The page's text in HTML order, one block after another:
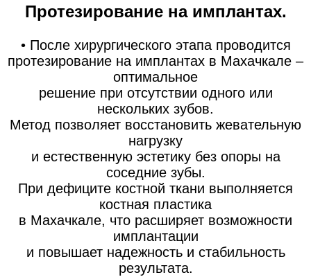
Протезирование на имплантах.
• После хирургического этапа проводится
протезирование на имплантах в Махачкале –
оптимальное
решение при отсутствии одного или
нескольких зубов.
Метод позволяет восстановить жевательную
нагрузку
и естественную эстетику без опоры на
соседние зубы.
При дефиците костной ткани выполняется
костная пластика
в Махачкале, что расширяет возможности
имплантации
и повышает надежность и стабильность
результата.